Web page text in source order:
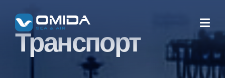
ТРАНСПОРТ
Транспорт